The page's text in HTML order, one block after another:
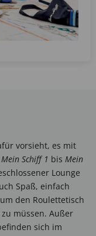
vorsieht, es mit
Mein Schiff 1 bis Mein
Lounge
Spaß, einfach
den Roulettetisch
müssen. Außer
sich im